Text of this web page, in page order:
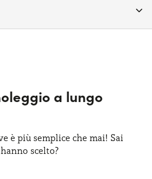
da 12"
lt
a lungo
è più semplice che mai! Sai
scelto?